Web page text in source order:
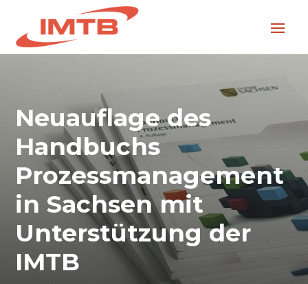
Neuauflage des
Handbuchs
Prozessmanagement
in Sachsen mit
Unterstützung der
IMTB